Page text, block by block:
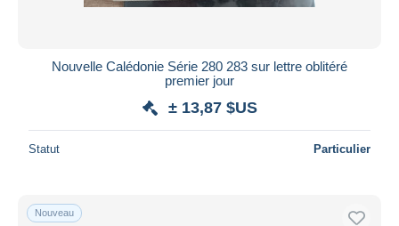
Mastercard
iDeal
Résidence du vendeur
Nouvelle Calédonie Série 280 283 sur lettre oblitéré
premier jour
± 13,87 $US
Statut Particulier
Nouveau